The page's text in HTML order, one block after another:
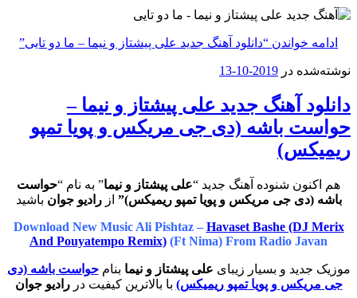
ادامه خواندن “دانلود آهنگ جدید علی پیشتاز و نیما – ما دو تایی”
نوشته‌شده در 2019-10-13
دانلود آهنگ جدید علی پیشتاز و نیما –
حواست باشه (دی جی مریکس و پویا تمپو
ریمیکس)
هم اکنون شنوده آهنگ جدید “علی پیشتاز و نیما” به نام “حواست
باشه (دی جی مریکس و پویا تمپو ریمیکس)” ازرادیو جوان باشید
Download New Music Ali Pishtaz – Havaset Bashe (DJ Merix
And Pouyatempo Remix) (Ft Nima) From Radio Javan
موزیک جدید و بسیار زیبای علی پیشتاز و نیما بنام حواست باشه (دی
جی مریکس و پویا تمپو ریمیکس) با بالاترین کیفیت دررادیو جوان